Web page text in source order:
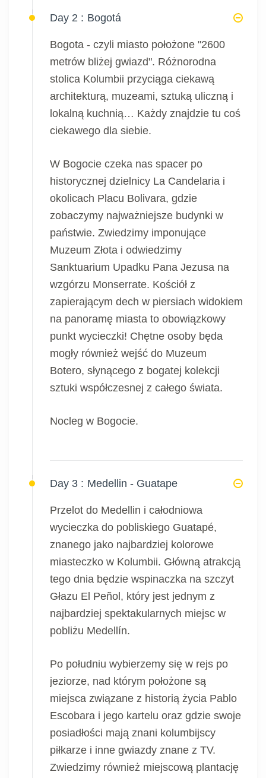
Day 2 : Bogotá
Bogota - czyli miasto położone "2600
metrów bliżej gwiazd". Różnorodna
stolica Kolumbii przyciąga ciekawą
architekturą, muzeami, sztuką uliczną i
lokalną kuchnią… Każdy znajdzie tu coś
ciekawego dla siebie.
W Bogocie czeka nas spacer po
historycznej dzielnicy La Candelaria i
okolicach Placu Bolivara, gdzie
zobaczymy najważniejsze budynki w
państwie. Zwiedzimy imponujące
Muzeum Złota i odwiedzimy
Sanktuarium Upadku Pana Jezusa na
wzgórzu Monserrate. Kościół z
zapierającym dech w piersiach widokiem
na panoramę miasta to obowiązkowy
punkt wycieczki! Chętne osoby będa
mogły również wejść do Muzeum
Botero, słynącego z bogatej kolekcji
sztuki współczesnej z całego świata.
Nocleg w Bogocie.
Day 3 : Medellin - Guatape
Przelot do Medellin i całodniowa
wycieczka do pobliskiego Guatapé,
znanego jako najbardziej kolorowe
miasteczko w Kolumbii. Główną atrakcją
tego dnia będzie wspinaczka na szczyt
Głazu El Peñol, który jest jednym z
najbardziej spektakularnych miejsc w
pobliżu Medellín.
Po południu wybierzemy się w rejs po
jeziorze, nad którym położone są
miejsca związane z historią życia Pablo
Escobara i jego kartelu oraz gdzie swoje
posiadłości mają znani kolumbijscy
piłkarze i inne gwiazdy znane z TV.
Zwiedzimy również miejscową plantację